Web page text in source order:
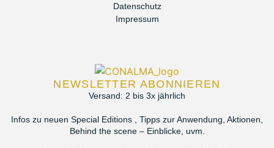
Datenschutz
Impressum
NEWSLETTER ABONNIEREN
Versand: 2 bis 3x jährlich
Infos zu neuen Special Editions , Tipps zur Anwendung, Aktionen,
Behind the scene – Einblicke, uvm.